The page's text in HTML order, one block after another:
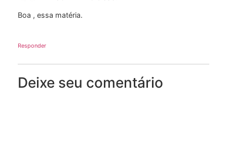
Boa , essa matéria.
Responder
Deixe seu comentário